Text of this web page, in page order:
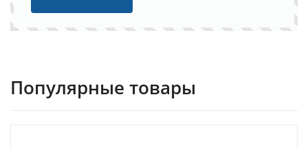
Популярные товары